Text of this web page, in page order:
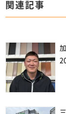
関連記事